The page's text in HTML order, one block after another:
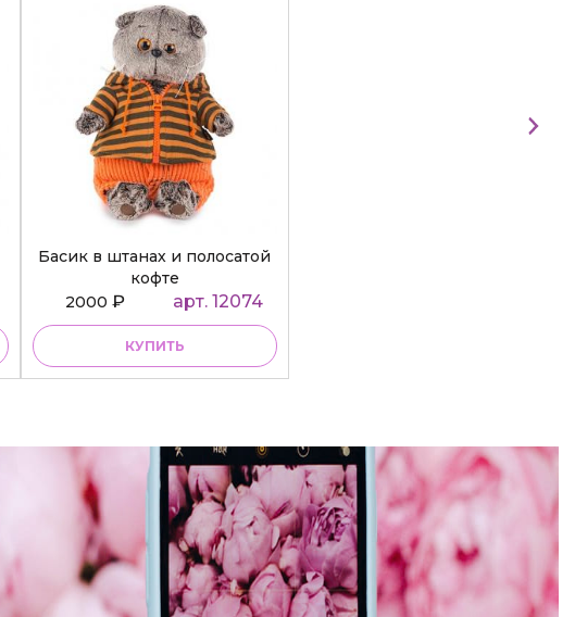
Басик в штанах и полосатой
кофте
2000 ₽ арт. 12074
КУПИТЬ